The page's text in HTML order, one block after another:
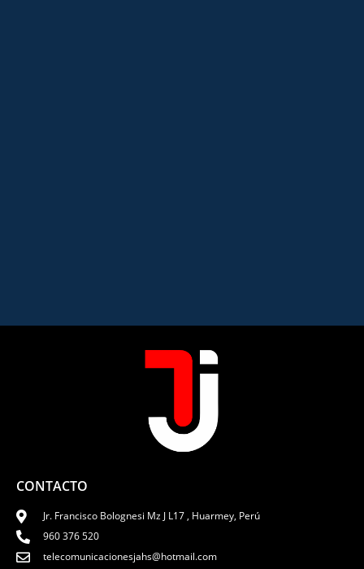
CONTACTO
Jr. Francisco Bolognesi Mz J L17 , Huarmey, Perú
960 376 520
telecomunicacionesjahs@hotmail.com